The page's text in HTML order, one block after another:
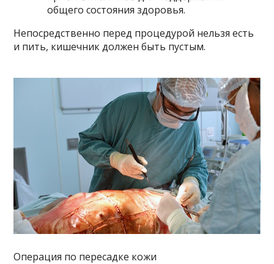
общего состояния здоровья.
Непосредственно перед процедурой нельзя есть
и пить, кишечник должен быть пустым.
Операция по пересадке кожи